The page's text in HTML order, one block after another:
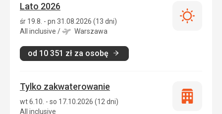
Lato 2026
śr 19.8. - pn 31.08.2026 (13 dni)
All inclusive / Warszawa
od 10 351 zł za osobę
Lato
Tylko zakwaterowanie
wt 6.10. - so 17.10.2026 (12 dni)
All inclusive
Tylko